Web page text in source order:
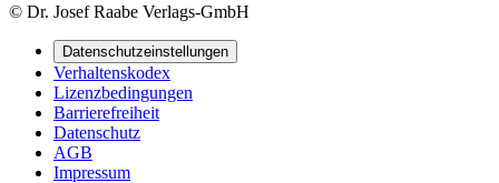
© Dr. Josef Raabe Verlags-GmbH
Datenschutzeinstellungen
Verhaltenskodex
Lizenzbedingungen
Barrierefreiheit
Datenschutz
AGB
Impressum